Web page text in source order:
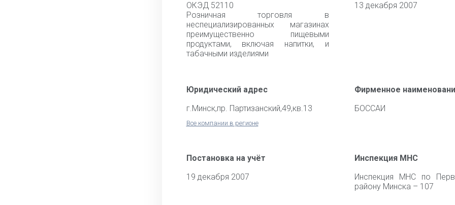
ОКЭД 52110
Розничная торговля в
неспециализированных магазинах
преимущественно пищевыми
продуктами, включая напитки, и
табачными изделиями
13 декабря 2007
Юридический адрес
г.Минск,пр. Партизанский,49,кв.13
Все компании в регионе
Фирменное
БОССАИ
Постановка на учёт
19 декабря 2007
Инспекция МНС
Инспекция МНС по
району Минска – 107